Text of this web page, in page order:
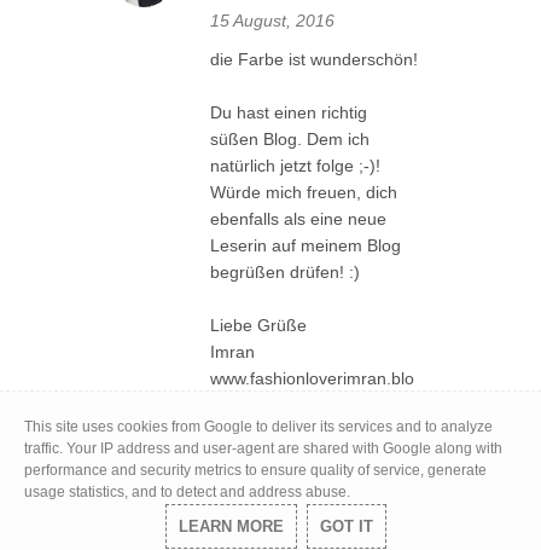
15 August, 2016
die Farbe ist wunderschön!
Du hast einen richtig
süßen Blog. Dem ich
natürlich jetzt folge ;-)!
Würde mich freuen, dich
ebenfalls als eine neue
Leserin auf meinem Blog
begrüßen drüfen! :)
Liebe Grüße
Imran
www.fashionloverimran.blo
Antworten
TIAMEL
This site uses cookies from Google to deliver its services and to analyze
traffic. Your IP address and user-agent are shared with Google along with
performance and security metrics to ensure quality of service, generate
usage statistics, and to detect and address abuse.
LEARN MORE GOT IT